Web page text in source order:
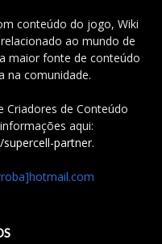
conteúdo do jogo, Wiki
ao mundo de
maior fonte de conteúdo
na comunidade.
Criadores de Conteúdo
aqui:
partner.